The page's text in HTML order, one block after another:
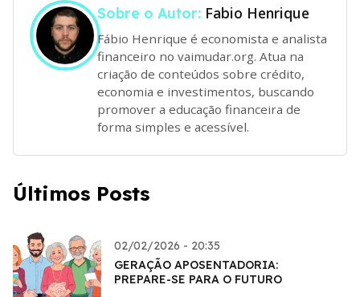
Sobre o Autor: Fabio Henrique
Fábio Henrique é economista e analista
financeiro no vaimudar.org. Atua na
criação de conteúdos sobre crédito,
economia e investimentos, buscando
promover a educação financeira de
forma simples e acessível.
Últimos Posts
02/02/2026 - 20:35
GERAÇÃO APOSENTADORIA:
PREPARE-SE PARA O FUTURO